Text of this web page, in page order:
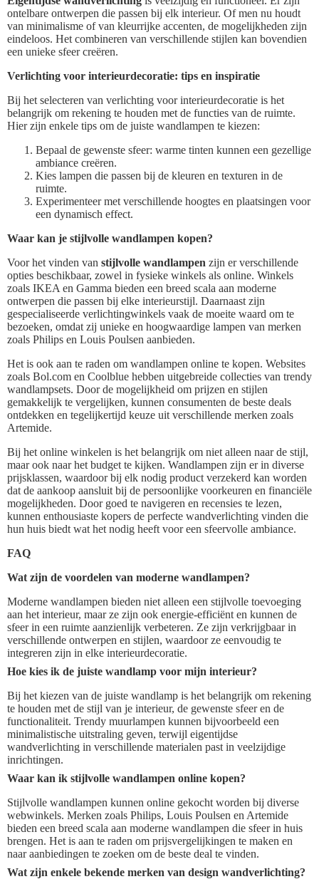
ontelbare ontwerpen die passen bij elk interieur. Of men nu houdt
van minimalisme of van kleurrijke accenten, de mogelijkheden zijn
eindeloos. Het combineren van verschillende stijlen kan bovendien
een unieke sfeer creëren.
Verlichting voor interieurdecoratie: tips en inspiratie
Bij het selecteren van verlichting voor interieurdecoratie is het
belangrijk om rekening te houden met de functies van de ruimte.
Hier zijn enkele tips om de juiste wandlampen te kiezen:
Bepaal de gewenste sfeer: warme tinten kunnen een gezellige
ambiance creëren.
Kies lampen die passen bij de kleuren en texturen in de
ruimte.
Experimenteer met verschillende hoogtes en plaatsingen voor
een dynamisch effect.
Waar kan je stijlvolle wandlampen kopen?
Voor het vinden van stijlvolle wandlampen zijn er verschillende
opties beschikbaar, zowel in fysieke winkels als online. Winkels
zoals IKEA en Gamma bieden een breed scala aan moderne
ontwerpen die passen bij elke interieurstijl. Daarnaast zijn
gespecialiseerde verlichtingwinkels vaak de moeite waard om te
bezoeken, omdat zij unieke en hoogwaardige lampen van merken
zoals Philips en Louis Poulsen aanbieden.
Het is ook aan te raden om wandlampen online te kopen. Websites
zoals Bol.com en Coolblue hebben uitgebreide collecties van trendy
wandlampsets. Door de mogelijkheid om prijzen en stijlen
gemakkelijk te vergelijken, kunnen consumenten de beste deals
ontdekken en tegelijkertijd keuze uit verschillende merken zoals
Artemide.
Bij het online winkelen is het belangrijk om niet alleen naar de stijl,
maar ook naar het budget te kijken. Wandlampen zijn er in diverse
prijsklassen, waardoor bij elk nodig product verzekerd kan worden
dat de aankoop aansluit bij de persoonlijke voorkeuren en financiële
mogelijkheden. Door goed te navigeren en recensies te lezen,
kunnen enthousiaste kopers de perfecte wandverlichting vinden die
hun huis biedt wat het nodig heeft voor een sfeervolle ambiance.
FAQ
Wat zijn de voordelen van moderne wandlampen?
Moderne wandlampen bieden niet alleen een stijlvolle toevoeging
aan het interieur, maar ze zijn ook energie-efficiënt en kunnen de
sfeer in een ruimte aanzienlijk verbeteren. Ze zijn verkrijgbaar in
verschillende ontwerpen en stijlen, waardoor ze eenvoudig te
integreren zijn in elke interieurdecoratie.
Hoe kies ik de juiste wandlamp voor mijn interieur?
Bij het kiezen van de juiste wandlamp is het belangrijk om rekening
te houden met de stijl van je interieur, de gewenste sfeer en de
functionaliteit. Trendy muurlampen kunnen bijvoorbeeld een
minimalistische uitstraling geven, terwijl eigentijdse
wandverlichting in verschillende materialen past in veelzijdige
inrichtingen.
Waar kan ik stijlvolle wandlampen online kopen?
Stijlvolle wandlampen kunnen online gekocht worden bij diverse
webwinkels. Merken zoals Philips, Louis Poulsen en Artemide
bieden een breed scala aan moderne wandlampen die sfeer in huis
brengen. Het is aan te raden om prijsvergelijkingen te maken en
naar aanbiedingen te zoeken om de beste deal te vinden.
Wat zijn enkele bekende merken van design wandverlichting?